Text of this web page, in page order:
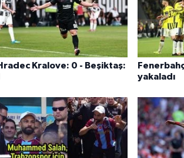
Kralove: 0 - Beşiktaş:
yakaladı